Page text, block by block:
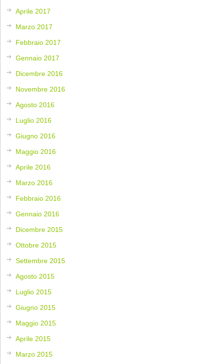
Aprile 2017
Marzo 2017
Febbraio 2017
Gennaio 2017
Dicembre 2016
Novembre 2016
Agosto 2016
Luglio 2016
Giugno 2016
Maggio 2016
Aprile 2016
Marzo 2016
Febbraio 2016
Gennaio 2016
Dicembre 2015
Ottobre 2015
Settembre 2015
Agosto 2015
Luglio 2015
Giugno 2015
Maggio 2015
Aprile 2015
Marzo 2015